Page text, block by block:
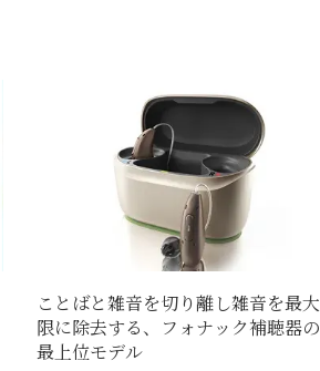
ことばと雑音を切り離し雑音を最大
限に除去する、フォナック補聴器の
最上位モデル